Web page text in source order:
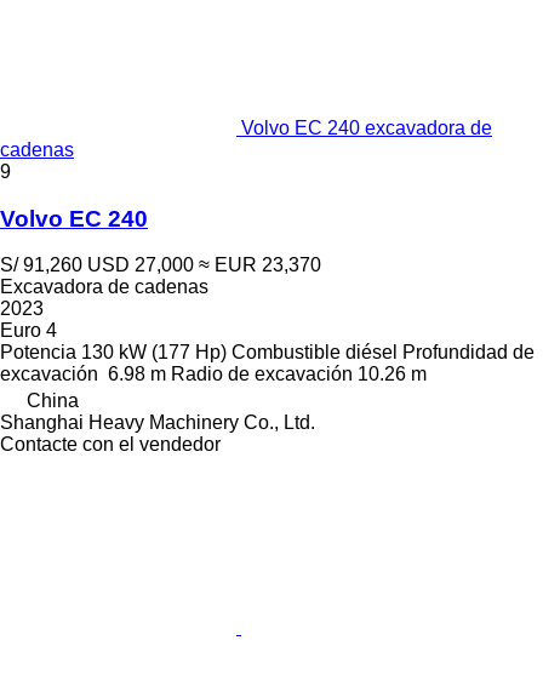
Volvo EC 240 excavadora de
cadenas
9
Volvo EC 240
S/ 91,260 USD 27,000 ≈ EUR 23,370
Excavadora de cadenas
2023
Euro 4
Potencia 130 kW (177 Hp) Combustible diésel Profundidad de
excavación 6.98 m Radio de excavación 10.26 m
China
Shanghai Heavy Machinery Co., Ltd.
Contacte con el vendedor